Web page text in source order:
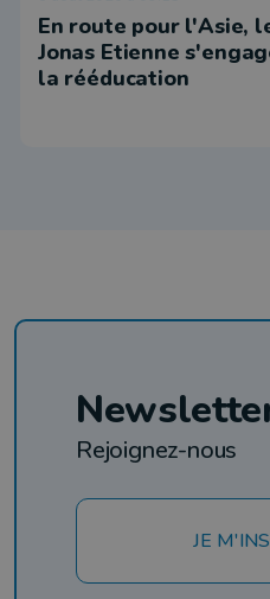
En route pour l'Asie,
Jonas Etienne
la rééducation
Rejoignez-nous
JE